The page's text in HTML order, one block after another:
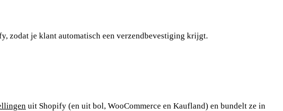
zodat je klant automatisch een verzendbevestiging krijgt.
uit Shopify (en uit bol, WooCommerce en Kaufland) en bundelt ze in